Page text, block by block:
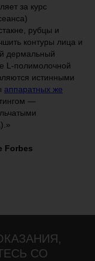
за курс
рубцы и
контуры лица и
дермальный
L-полимолочной
истинными
аппаратных же
—
Forbes
СО